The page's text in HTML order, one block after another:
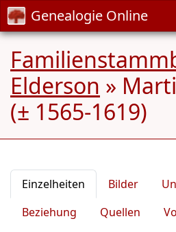
Genealogie Online
Elderson »
(± 1565-1619)
Einzelheiten Bilder
Beziehung
Quellen